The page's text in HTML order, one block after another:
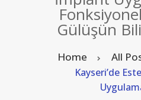
Gülüşün
Home All
Kayseri’de
BLOG
SORU-CEVAP
TÜRKÇE